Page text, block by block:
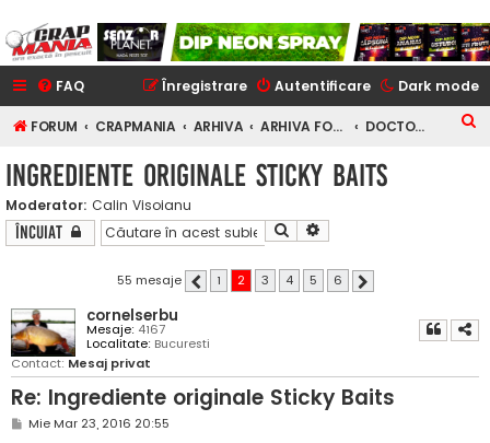
Dark mode
FAQ Autentificare
Înregistrare
FORUM CRAPMANIA ARHIVA ARHIVA FORUM DOCTOR FISHING
Ingrediente originale Sticky Baits
Moderator: Calin Visoianu
Încuiat Căutare
55 mesaje Anterior
1 2 3 4 5 6
cornelserbu
Mesaje: 4167
Localitate: Bucuresti
Contact: Mesaj privat
Re: Ingrediente originale Sticky Baits
M
Mie Mar 23, 2016 20:55